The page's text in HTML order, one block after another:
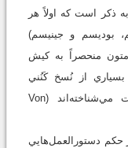
ذکر است که اولاً هر
بوديسم و جينيسم)
منحصراً به کيش
بسياري از نُسخ کَنُني
تقسيم‌بندي سه‌گانۀ يادشده را به رسميت مي‌شناخته‌اند (Von
حکم دستورالعمل‌هايي